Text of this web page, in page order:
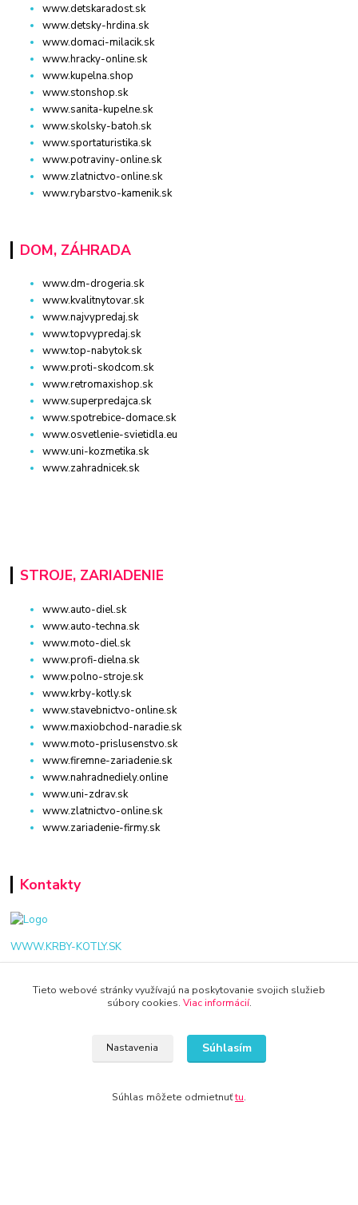
www.detskaradost.sk
www.detsky-hrdina.sk
www.domaci-milacik.sk
www.hracky-online.sk
www.kupelna.shop
www.stonshop.sk
www.sanita-kupelne.sk
www.skolsky-batoh.sk
www.sportaturistika.sk
www.potraviny-online.sk
www.zlatnictvo-online.sk
www.rybarstvo-kamenik.sk
DOM, ZÁHRADA
www.dm-drogeria.sk
www.kvalitnytovar.sk
www.najvypredaj.sk
www.topvypredaj.sk
www.top-nabytok.sk
www.proti-skodcom.sk
www.retromaxishop.sk
www.superpredajca.sk
www.spotrebice-domace.sk
www.osvetlenie-svietidla.eu
www.uni-kozmetika.sk
www.zahradnicek.sk
STROJE, ZARIADENIE
www.auto-diel.sk
www.auto-techna.sk
www.moto-diel.sk
www.profi-dielna.sk
www.polno-stroje.sk
www.krby-kotly.sk
www.stavebnictvo-online.sk
www.maxiobchod-naradie.sk
www.moto-prislusenstvo.sk
www.firemne-zariadenie.sk
www.nahradnediely.online
www.uni-zdrav.sk
www.zlatnictvo-online.sk
www.zariadenie-firmy.sk
Kontakty
WWW.KRBY-KOTLY.SK
Tieto webové stránky využívajú na poskytovanie svojich služieb
súbory cookies. Viac informácií.
Nastavenia Súhlasím
Súhlas môžete odmietnuťtu.